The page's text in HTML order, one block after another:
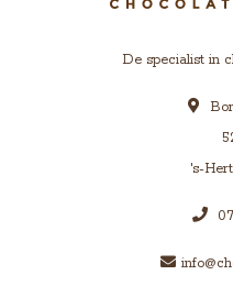
De specialist in
's-